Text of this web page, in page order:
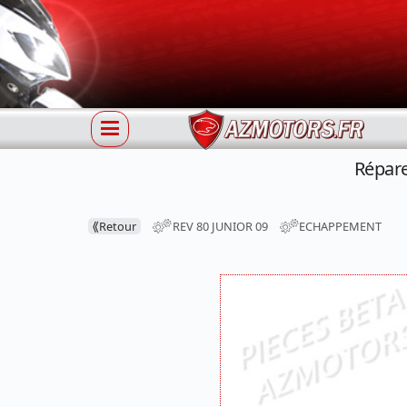
⟪Retour REV 80 JUNIOR 09 ECHAPPEMENT